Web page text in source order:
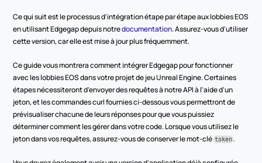
Ce qui suit est le processus d'intégration étape par étape aux lobbies EOS
en utilisant Edgegap depuis notre documentation. Assurez-vous d'utiliser
cette version, car elle est mise à jour plus fréquemment.
Ce guide vous montrera comment intégrer Edgegap pour fonctionner
avec les lobbies EOS dans votre projet de jeu Unreal Engine. Certaines
étapes nécessiteront d'envoyer des requêtes à notre API à l'aide d'un
jeton, et les commandes curl fournies ci-dessous vous permettront de
prévisualiser chacune de leurs réponses pour que vous puissiez
déterminer comment les gérer dans votre code. Lorsque vous utilisez le
jeton dans vos requêtes, assurez-vous de conserver le mot-clé token .